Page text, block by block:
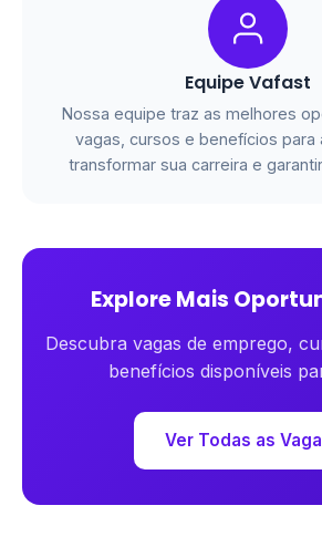
Equipe Vafast
Nossa equipe traz as melhores
vagas, cursos e benefícios para
transformar sua carreira e
Explore Mais
Descubra vagas de emprego,
benefícios disponíveis
Ver Todas as